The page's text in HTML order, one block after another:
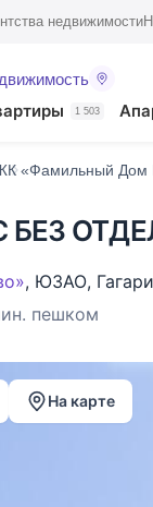
недвижимости
1 503
«Фамильный Дом
, ЮЗАО,
пешком
На карте
домеНа карте